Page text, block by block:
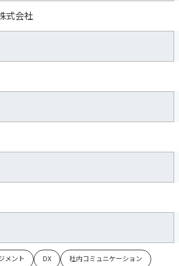
式会社
メント DX 社内コミュニケーション